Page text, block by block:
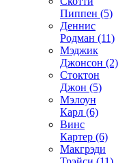
Пиппен (5)
Деннис
Родман (11)
Мэджик
Джонсон (2)
Стоктон
Джон (5)
Мэлоун
Карл (6)
Винс
Картер (6)
Макгрэди